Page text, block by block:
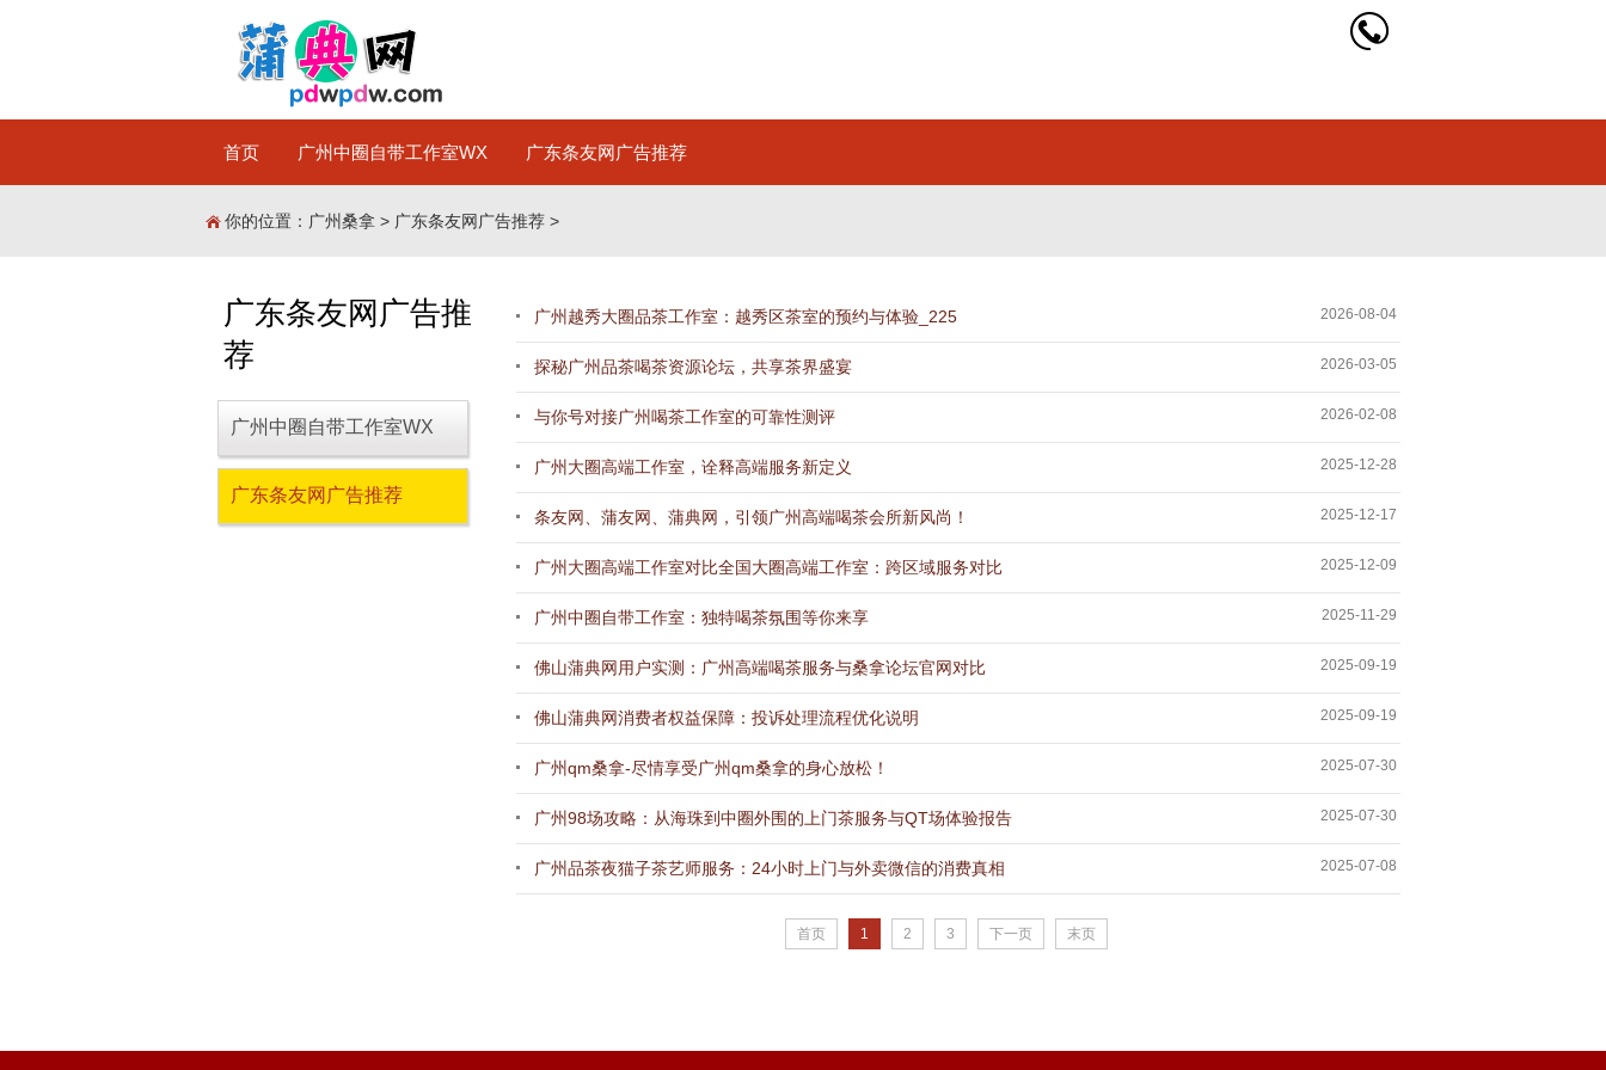
首页 广州中圈自带工作室WX 广东条友网广告推荐
你的位置： 广州桑拿 > 广东条友网广告推荐 >
2026-08-04
广州越秀大圈品茶工作室：越秀区茶室的预约与体验_225
2026-03-05
探秘广州品茶喝茶资源论坛，共享茶界盛宴
2026-02-08
与你号对接广州喝茶工作室的可靠性测评
2025-12-28
广州大圈高端工作室，诠释高端服务新定义
2025-12-17
条友网、蒲友网、蒲典网，引领广州高端喝茶会所新风尚！
2025-12-09
‌广州大圈高端工作室对比全国大圈高端工作室‌：跨区域服务对比
2025-11-29
广州中圈自带工作室：独特喝茶氛围等你来享
2025-09-19
佛山蒲典网用户实测：广州高端喝茶服务与桑拿论坛官网对比
2025-09-19
佛山蒲典网消费者权益保障：投诉处理流程优化说明
2025-07-30
广州qm桑拿-尽情享受广州qm桑拿的身心放松！
2025-07-30
广州98场攻略：从海珠到中圈外围的上门茶服务与QT场体验报告
2025-07-08
广州品茶夜猫子茶艺师服务：24小时上门与外卖微信的消费真相
首页 1 2 3 下一页 末页
广东条友网广告推
荐
广州中圈自带工作室WX
广东条友网广告推荐